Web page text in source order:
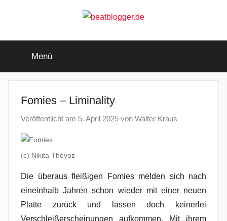
beatblogger.de
beat
goes
Menü
Fomies – Liminality
Veröffentlicht am 5. April 2025 von Walter Kraus
(c) Nikita Thévoz
Die überaus fleißigen Fomies melden sich nach
eineinhalb Jahren schon wieder mit einer neuen
Platte zurück und lassen doch keinerlei
Verschleißerscheinungen aufkommen. Mit ihrem